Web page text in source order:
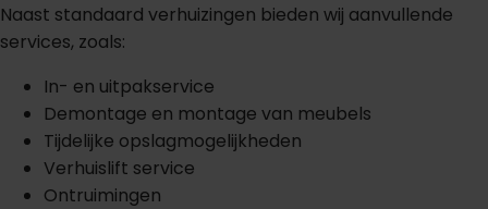
Naast standaard verhuizingen bieden wij aanvullende
services, zoals:
In- en uitpakservice
Demontage en montage van meubels
Tijdelijke opslagmogelijkheden
Verhuislift service
Ontruimingen